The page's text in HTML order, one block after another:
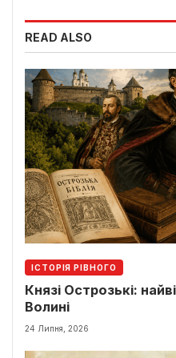
READ ALSO
ІСТОРІЯ РІВНОГО
Князі Острозькі:
Волині
24 Липня, 2026